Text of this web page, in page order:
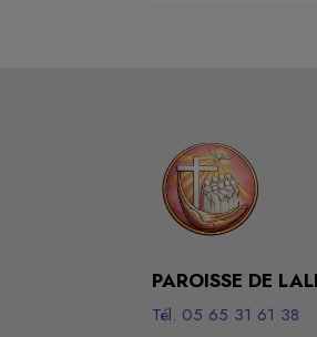
PAROISSE DE
Tél. 05 65 31 61 38